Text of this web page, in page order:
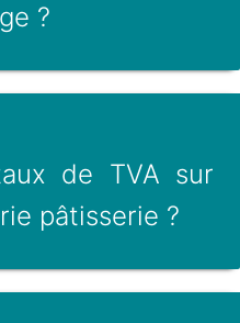
?
de TVA sur
pâtisserie ?